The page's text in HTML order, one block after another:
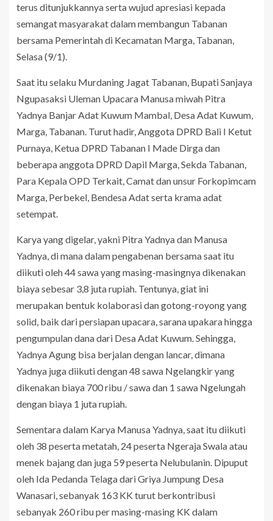
terus ditunjukkannya serta wujud apresiasi kepada
semangat masyarakat dalam membangun Tabanan
bersama Pemerintah di Kecamatan Marga, Tabanan,
Selasa (9/1).
Saat itu selaku Murdaning Jagat Tabanan, Bupati Sanjaya
Ngupasaksi Uleman Upacara Manusa miwah Pitra
Yadnya Banjar Adat Kuwum Mambal, Desa Adat Kuwum,
Marga, Tabanan. Turut hadir, Anggota DPRD Bali I Ketut
Purnaya, Ketua DPRD Tabanan I Made Dirga dan
beberapa anggota DPRD Dapil Marga, Sekda Tabanan,
Para Kepala OPD Terkait, Camat dan unsur Forkopimcam
Marga, Perbekel, Bendesa Adat serta krama adat
setempat.
Karya yang digelar, yakni Pitra Yadnya dan Manusa
Yadnya, di mana dalam pengabenan bersama saat itu
diikuti oleh 44 sawa yang masing-masingnya dikenakan
biaya sebesar 3,8 juta rupiah. Tentunya, giat ini
merupakan bentuk kolaborasi dan gotong-royong yang
solid, baik dari persiapan upacara, sarana upakara hingga
pengumpulan dana dari Desa Adat Kuwum. Sehingga,
Yadnya Agung bisa berjalan dengan lancar, dimana
Yadnya juga diikuti dengan 48 sawa Ngelangkir yang
dikenakan biaya 700 ribu / sawa dan 1 sawa Ngelungah
dengan biaya 1 juta rupiah.
Sementara dalam Karya Manusa Yadnya, saat itu diikuti
oleh 38 peserta metatah, 24 peserta Ngeraja Swala atau
menek bajang dan juga 59 peserta Nelubulanin. Dipuput
oleh Ida Pedanda Telaga dari Griya Jumpung Desa
Wanasari, sebanyak 163 KK turut berkontribusi
sebanyak 260 ribu per masing-masing KK dalam